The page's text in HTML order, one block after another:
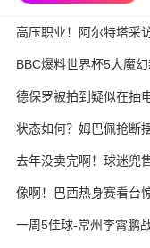
高压职业！阿尔特塔采
BBC爆料世界杯5大魔
德保罗被拍到疑似在抽
样
状态如何？姆巴佩抢断
去年没卖完啊！球迷兜
军
像啊！巴西热身赛看台
一周5佳球-常州李霄鹏